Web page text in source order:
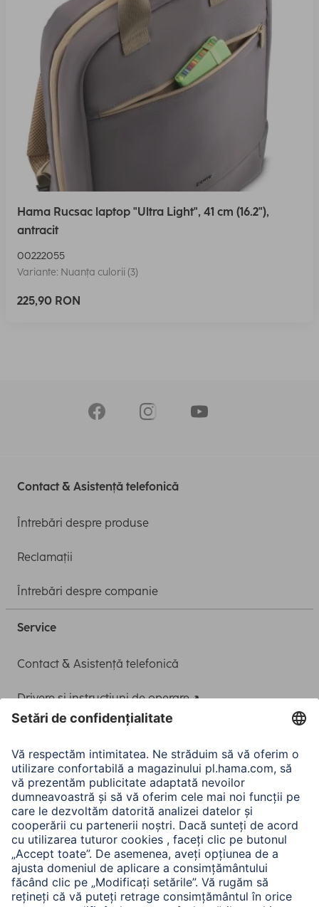
Hama Rucsac laptop "Ultra Light", 41 cm (16.2"),
antracit
00222055
Variante: Nuanța culorii (3)
225,90 RON
Contact & Asistență telefonică
Întrebări despre produse
Reclamații
Întrebări despre companie
Service
Contact & Asistență telefonică
Drivere și instrucțiuni de operare
A.N.P.C.
A.N.P.C. SAL
Companie
Istoria companiei